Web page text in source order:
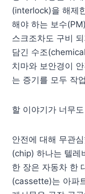
(interlock)을 해제
해야 하는 보수
스크조차도 구비
담긴 수조
치마와 보안경이
는 증기를 모두 작
할 이야기가 너무
안전에 대해 무관
(chip) 하나는 텔레
한 장은 자동차 한
(cassette)는 아파